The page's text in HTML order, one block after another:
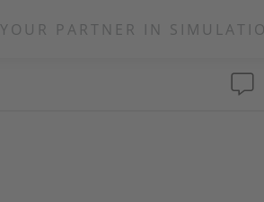
YOUR PARTNER IN